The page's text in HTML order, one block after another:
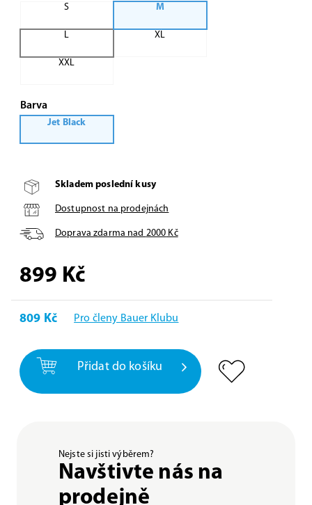
S M
L XL
XXL
Barva
Jet Black
Skladem poslední kusy
Dostupnost na prodejnách
Doprava zdarma nad 2000 Kč
899 Kč
809 Kč Pro členy Bauer Klubu
Přidat do košíku
Nejste si jisti výběrem?
Navštivte nás na
prodejně